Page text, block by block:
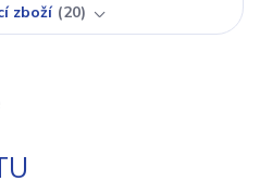
zboží 20